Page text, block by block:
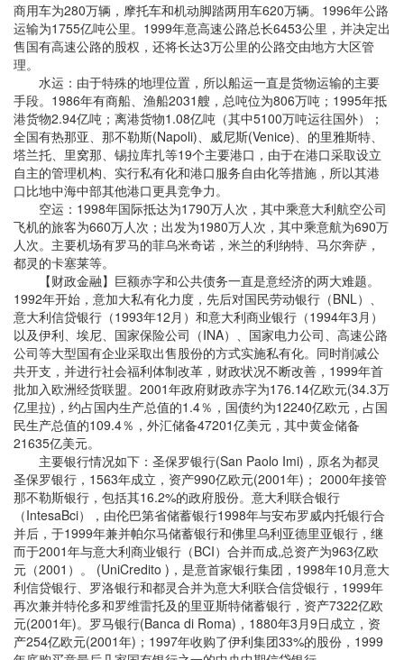
商用车为280万辆，摩托车和机动脚踏两用车620万辆。1996年公路
运输为1755亿吨公里。1999年意高速公路总长6453公里，并决定出
售国有高速公路的股权，还将长达3万公里的公路交由地方大区管
理。
水运：由于特殊的地理位置，所以船运一直是货物运输的主要
手段。1986年有商船、渔船2031艘，总吨位为806万吨；1995年抵
港货物2.94亿吨；离港货物1.08亿吨（其中5100万吨运往国外）；
全国有热那亚、那不勒斯(Napoli)、威尼斯(Venice)、的里雅斯特、
塔兰托、里窝那、锡拉库扎等19个主要港口，由于在港口采取设立
自主的管理机构、实行私有化和港口服务自由化等措施，所以其港
口比地中海中部其他港口更具竞争力。
空运：1998年国际抵达为1790万人次，其中乘意大利航空公司
飞机的旅客为660万人次；出发为1980万人次，其中乘意航为690万
人次。主要机场有罗马的菲乌米奇诺，米兰的利纳特、马尔奔萨，
都灵的卡塞莱等。
【财政金融】巨额赤字和公共债务一直是意经济的两大难题。
1992年开始，意加大私有化力度，先后对国民劳动银行（BNL）、
意大利信贷银行（1993年12月）和意大利商业银行（1994年3月）
以及伊利、埃尼、国家保险公司（INA）、国家电力公司、高速公路
公司等大型国有企业采取出售股份的方式实施私有化。同时削减公
共开支，并进行社会福利体制改革，财政状况不断改善，1999年首
批加入欧洲经货联盟。2001年政府财政赤字为176.14亿欧元(34.3万
亿里拉)，约占国内生产总值的1.4％，国债约为12240亿欧元，占国
民生产总值的109.4％，外汇储备47201亿美元，其中黄金储备
21635亿美元。
主要银行情况如下：圣保罗银行(San Paolo Imi)，原名为都灵
圣保罗银行，1563年成立，资产990亿欧元(2001年)； 2000年接管
那不勒斯银行，包括其16.2%的政府股份。意大利联合银行
（IntesaBci），由伦巴第省储蓄银行1998年与安布罗威内托银行合
并后，于1999年兼并帕尔马储蓄银行和佛里乌利亚德里亚银行，继
而于2001年与意大利商业银行（BCI）合并而成,总资产为963亿欧
元（2001）。 (UniCredito )，是意首家银行集团，1998年10月意大
利信贷银行、罗洛银行和都灵合并为意大利联合信贷银行，1999年
再次兼并特伦多和罗维雷托及的里亚斯特储蓄银行，资产7322亿欧
元(2001年)。罗马银行(Banca di Roma)，1880年3月9日成立，资
产254亿欧元(2001年)；1997年收购了伊利集团33%的股份，1999